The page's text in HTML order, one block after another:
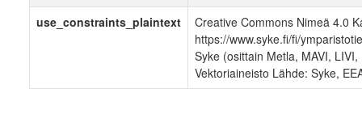
use_constraints_plaintext
Creative Commons Nimeä 4.0
https://www.syke.fi/fi/
Syke (osittain Metla, MAVI,
Vektoriaineisto Lähde: Syke,